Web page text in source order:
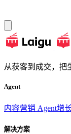
从获客到成交，把
Agent
内容营销 Agent增
解决方案